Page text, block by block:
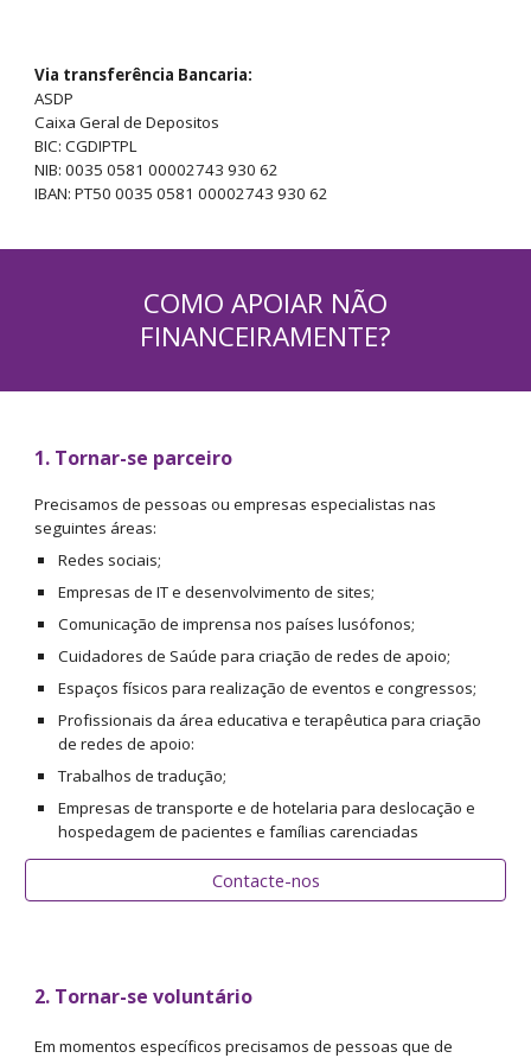
Via transferência Bancaria:
ASDP
Caixa Geral de Depositos
BIC: CGDIPTPL
NIB: 0035 0581 00002743 930 62
IBAN: PT50 0035 0581 00002743 930 62
COMO APOIAR NÃO
FINANCEIRAMENTE?
1. Tornar-se parceiro
Precisamos de pessoas ou empresas especialistas nas
seguintes áreas:
Redes sociais;
Empresas de IT e desenvolvimento de sites;
Comunicação de imprensa nos países lusófonos;
Cuidadores de Saúde para criação de redes de apoio;
Espaços físicos para realização de eventos e congressos;
Profissionais da área educativa e terapêutica para criação
de redes de apoio:
Trabalhos de tradução;
Empresas de transporte e de hotelaria para deslocação e
hospedagem de pacientes e famílias carenciadas
Contacte-nos
2. Tornar-se voluntário
Em momentos específicos precisamos de pessoas que de